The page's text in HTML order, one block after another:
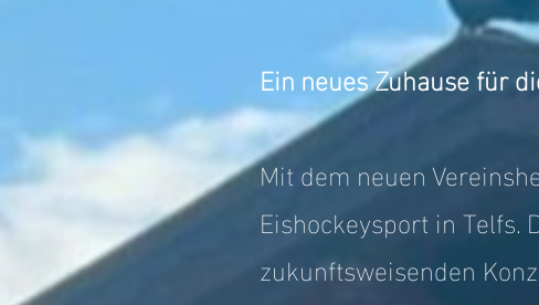
Einneues Zuhause für
Mit dem neuen
Eishockeysport in
zukunftsweisenden